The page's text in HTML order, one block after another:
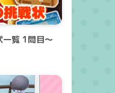
一覧 1問目～